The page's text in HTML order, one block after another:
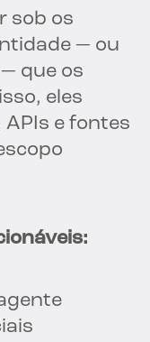
sob os
— ou
que os
eles
e fontes